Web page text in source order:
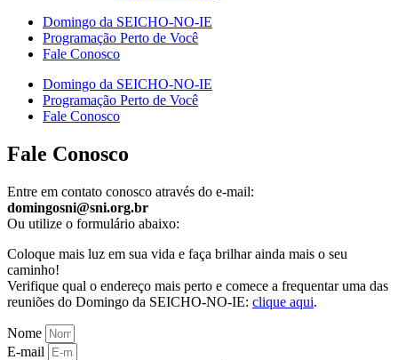
Domingo da SEICHO-NO-IE
Programação Perto de Você
Fale Conosco
Domingo da SEICHO-NO-IE
Programação Perto de Você
Fale Conosco
Fale Conosco
Entre em contato conosco através do e-mail:
domingosni@sni.org.br
Ou utilize o formulário abaixo:
Coloque mais luz em sua vida e faça brilhar ainda mais o seu
caminho!
Verifique qual o endereço mais perto e comece a frequentar uma das
reuniões do Domingo da SEICHO-NO-IE: clique aqui.
Nome
E-mail